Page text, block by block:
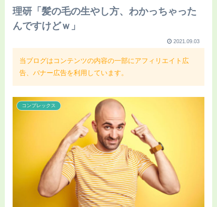
理研「髪の毛の生やし方、わかっちゃった
んですけどｗ」
2021.09.03
当ブログはコンテンツの内容の一部にアフィリエイト広
告、バナー広告を利用しています。
コンプレックス